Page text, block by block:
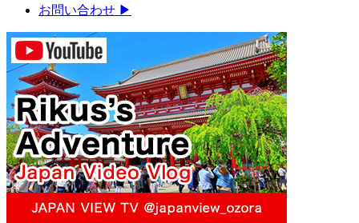
お問い合わせ ▶︎